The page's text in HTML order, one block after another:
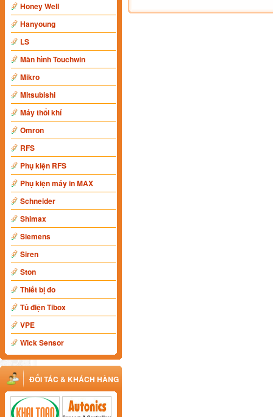
Honey Well
Hanyoung
LS
Màn hình Touchwin
Mikro
Mitsubishi
Máy thổi khí
Omron
RFS
Phụ kiện RFS
Phụ kiện máy in MAX
Schneider
Shimax
Siemens
Siren
Ston
Thiết bị đo
Tủ điện Tibox
VPE
Wick Sensor
ĐỐI TÁC & KHÁCH HÀNG